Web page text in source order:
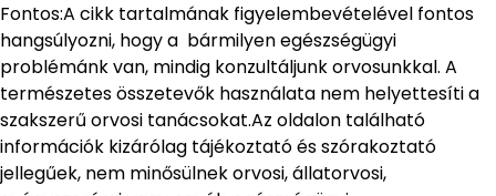
Fontos:A cikk tartalmának figyelembevételével fontos
hangsúlyozni, hogy a bármilyen egészségügyi
problémánk van, mindig konzultáljunk orvosunkkal. A
természetes összetevők használata nem helyettesíti a
szakszerű orvosi tanácsokat.Az oldalon található
információk kizárólag tájékoztató és szórakoztató
jellegűek, nem minősülnek orvosi, állatorvosi,